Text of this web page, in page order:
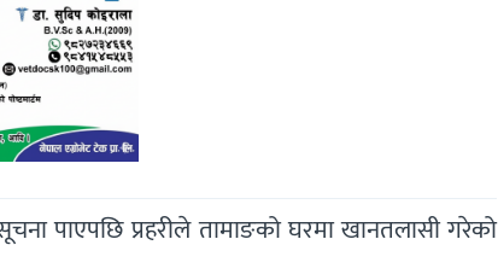
पाएपछि प्रहरीले तामाङको घरमा खानतलासी गरेको